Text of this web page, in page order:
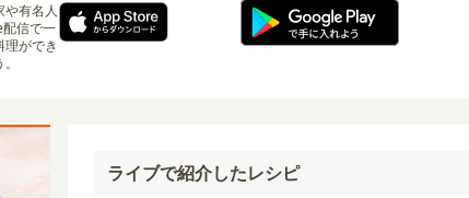
や有名人
配信で一
理ができ
ライブで紹介したレシピ